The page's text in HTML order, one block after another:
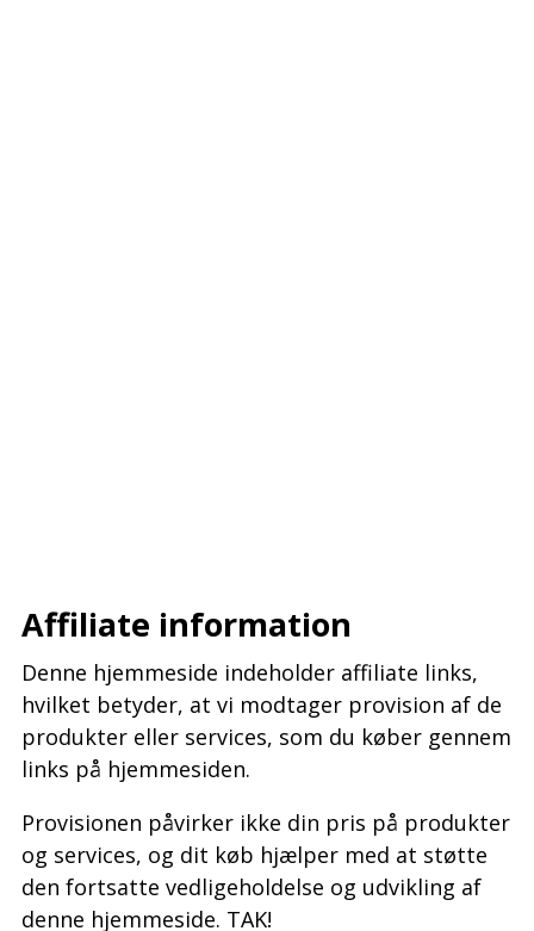
Affiliate information
Denne hjemmeside indeholder affiliate links,
hvilket betyder, at vi modtager provision af de
produkter eller services, som du køber gennem
links på hjemmesiden.
Provisionen påvirker ikke din pris på produkter
og services, og dit køb hjælper med at støtte
den fortsatte vedligeholdelse og udvikling af
denne hjemmeside. TAK!